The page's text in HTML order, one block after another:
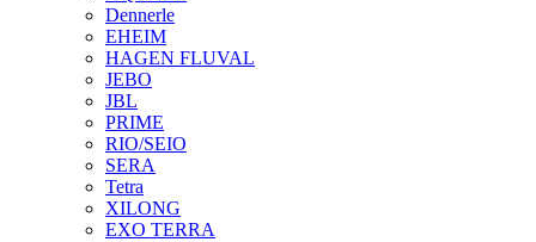
Dennerle
EHEIM
HAGEN FLUVAL
JEBO
JBL
PRIME
RIO/SEIO
SERA
Tetra
XILONG
EXO TERRA